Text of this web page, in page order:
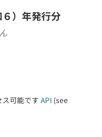
）年発行分
可能です API (see